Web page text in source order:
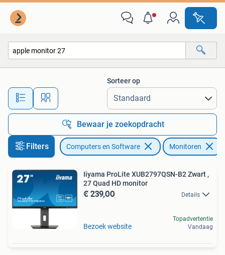
Alle afstanden…
Sorteer op
Bewaar je zoekopdracht
Filters Computers en Software Monitoren
Iiyama ProLite XUB2797QSN-B2 Zwart ,
27 Quad HD monitor
€ 239,00 Details
Bezoek website
Topadvertentie
Vandaag